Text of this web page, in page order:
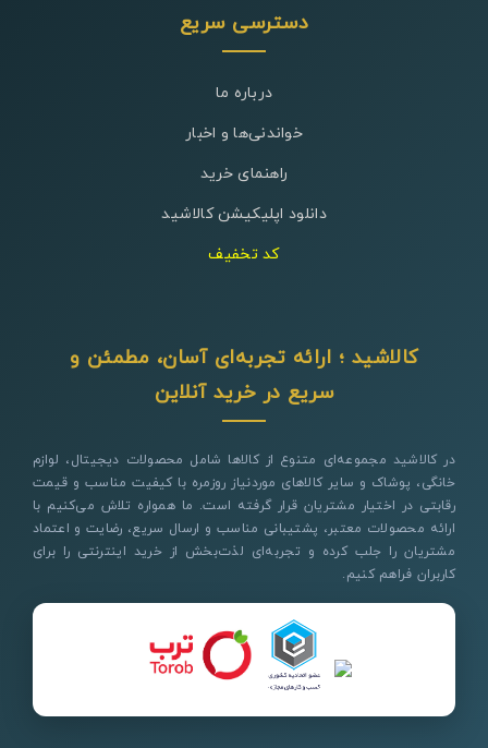
دسترسی سریع
درباره ما
خواندنی‌ها و اخبار
راهنمای خرید
دانلود اپلیکیشن کالاشید
کد تخفیف
کالاشید ؛ ارائه تجربه‌ای آسان، مطمئن و
سریع در خرید آنلاین
در کالاشید مجموعه‌ای متنوع از کالاها شامل محصولات دیجیتال، لوازم
خانگی، پوشاک و سایر کالاهای موردنیاز روزمره با کیفیت مناسب و قیمت
رقابتی در اختیار مشتریان قرار گرفته است. ما همواره تلاش می‌کنیم با
ارائه محصولات معتبر، پشتیبانی مناسب و ارسال سریع، رضایت و اعتماد
مشتریان را جلب کرده و تجربه‌ای لذت‌بخش از خرید اینترنتی را برای
کاربران فراهم کنیم.